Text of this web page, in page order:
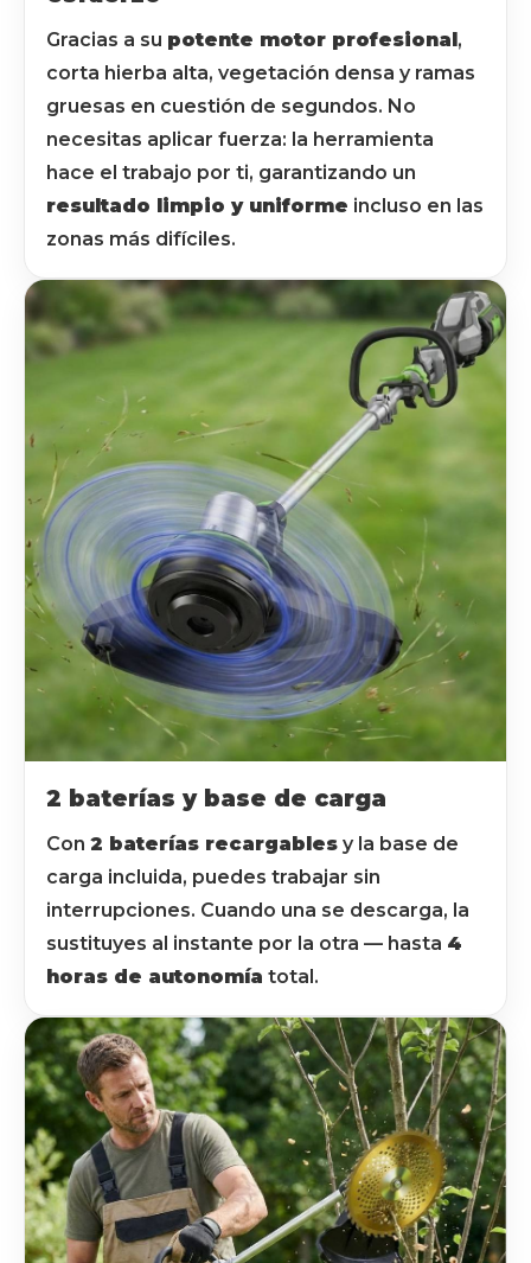
Gracias a su potente motor profesional,
corta hierba alta, vegetación densa y ramas
gruesas en cuestión de segundos. No
necesitas aplicar fuerza: la herramienta
hace el trabajo por ti, garantizando un
resultado limpio y uniforme incluso en las
zonas más difíciles.
2 baterías y base de carga
Con 2 baterías recargables y la base de
carga incluida, puedes trabajar sin
interrupciones. Cuando una se descarga, la
sustituyes al instante por la otra — hasta 4
horas de autonomía total.